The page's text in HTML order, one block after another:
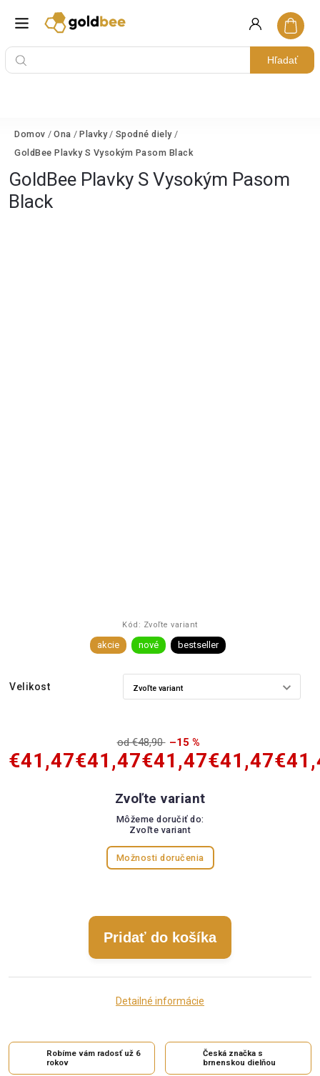
Hľadať
Domov / Ona / Plavky / Spodné diely /
GoldBee Plavky S Vysokým Pasom Black
GoldBee Plavky S Vysokým Pasom
Black
Kód: Zvoľte variant
akcie nové bestseller
Velikost
od €48,90 –15 %
€41,47€41,47€41,47€41,47
Zvoľte variant
Môžeme doručiť do:
Zvoľte variant
Možnosti doručenia
Pridať do košíka
Detailné informácie
Robíme vám radosť už 6
rokov
Česká značka s
brnenskou dielňou